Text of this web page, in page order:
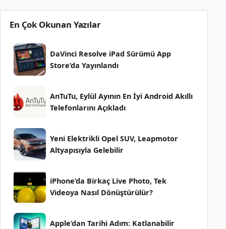
En Çok Okunan Yazılar
DaVinci Resolve iPad Sürümü App
Store’da Yayınlandı
AnTuTu, Eylül Ayının En İyi Android Akıllı
Telefonlarını Açıkladı
Yeni Elektrikli Opel SUV, Leapmotor
Altyapısıyla Gelebilir
iPhone’da Birkaç Live Photo, Tek
Videoya Nasıl Dönüştürülür?
Apple’dan Tarihi Adım: Katlanabilir